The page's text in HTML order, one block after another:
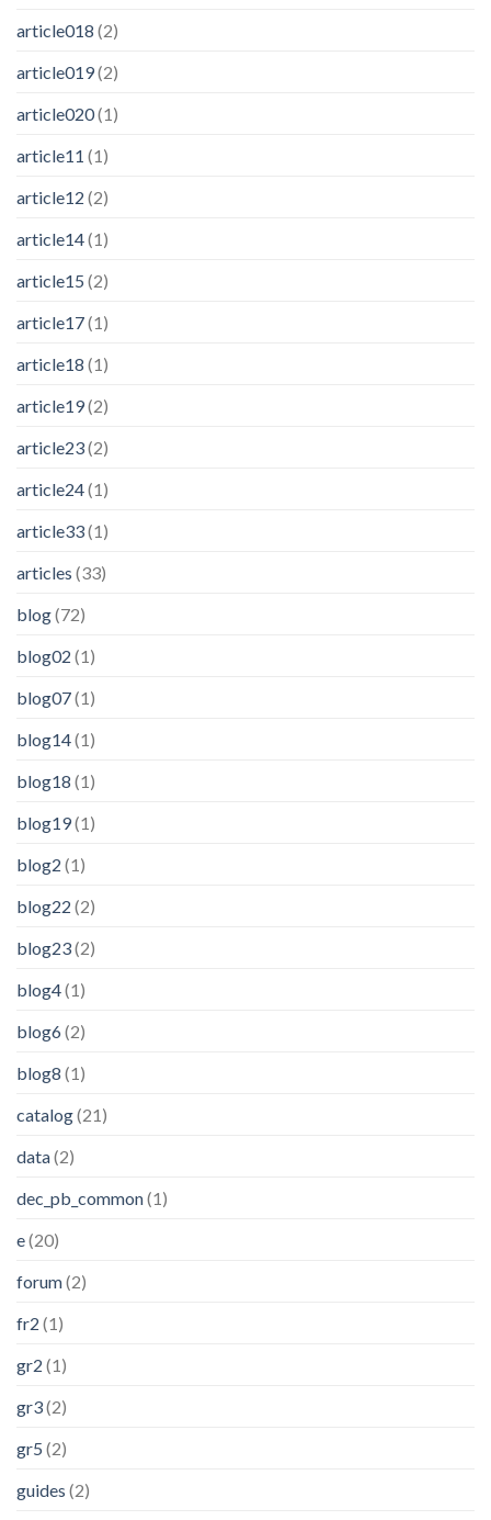
article018 (2)
article019(2)
article020(1)
article11 (1)
article12 (2)
article14(1)
article15 (2)
article17(1)
article18 (1)
article19(2)
article23(2)
article24(1)
article33(1)
articles (33)
blog(72)
blog02 (1)
blog07(1)
blog14(1)
blog18 (1)
blog19(1)
blog2 (1)
blog22 (2)
blog23(2)
blog4(1)
blog6(2)
blog8 (1)
catalog(21)
data(2)
dec_pb_common(1)
e(20)
forum(2)
fr2 (1)
gr2 (1)
gr3(2)
gr5 (2)
guides (2)